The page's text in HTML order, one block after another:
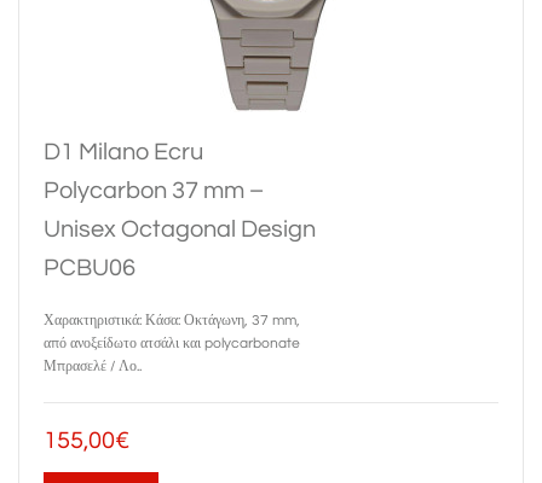
D1 Milano Ecru
Polycarbon 37 mm –
Unisex Octagonal Design
PCBU06
Χαρακτηριστικά: Κάσα: Οκτάγωνη, 37 mm,
από ανοξείδωτο ατσάλι και polycarbonate
Μπρασελέ / Λο..
155,00€